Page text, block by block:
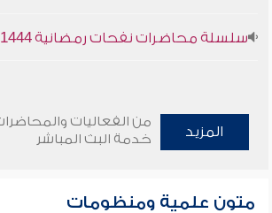
سلسلة محاضرات نفحات رمضانية 1444هـ
المزيد
من الفعاليات
خدمة البث المباشر
متون علمية ومنظومات